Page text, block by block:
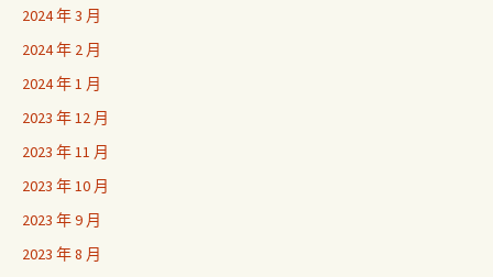
2024 年 3 月
2024 年 2 月
2024 年 1 月
2023 年 12 月
2023 年 11 月
2023 年 10 月
2023 年 9 月
2023 年 8 月